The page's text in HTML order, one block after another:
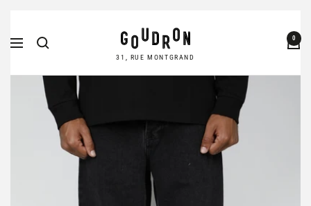
au
Navigation
Goudron
Store
31, RUE MONTGRAND
0